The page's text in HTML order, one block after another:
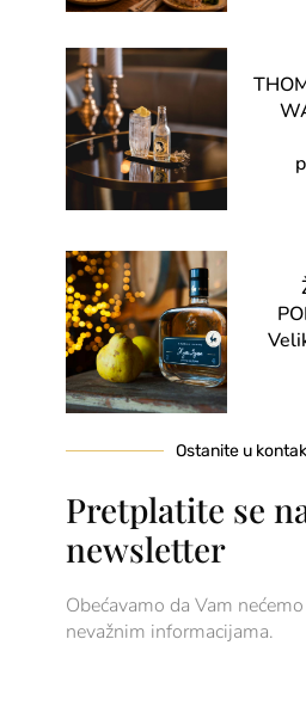
Ostanite u
Pretplatite se
newsletter
Obećavamo da Vam
nevažnim informacijama.